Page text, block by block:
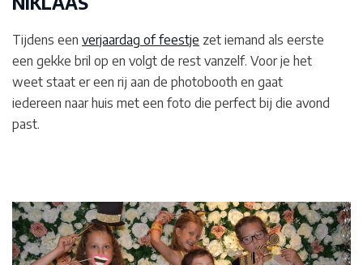
Tijdens een verjaardag of feestje zet iemand als eerste
een gekke bril op en volgt de rest vanzelf. Voor je het
weet staat er een rij aan de photobooth en gaat
iedereen naar huis met een foto die perfect bij die avond
past.